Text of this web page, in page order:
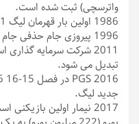
واترسچی) ثبت شده است.
1986 اولین بار قهرمان لیگ 1.
1996 پیروزی جام حذفی
2011شرکت سرمایه گذاری
تبدیل می شود.
2016
جدید لیگ.
2017